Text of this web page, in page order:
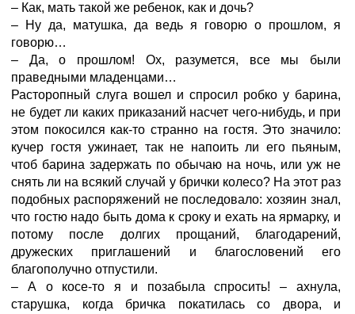
– Как, мать такой же ребенок, как и дочь?
– Ну да, матушка, да ведь я говорю о прошлом, я
говорю…
– Да, о прошлом! Ох, разумется, все мы были
праведными младенцами…
Расторопный слуга вошел и спросил робко у барина,
не будет ли каких приказаний насчет чего-нибудь, и при
этом покосился как-то странно на гостя. Это значило:
кучер гостя ужинает, так не напоить ли его пьяным,
чтоб барина задержать по обычаю на ночь, или уж не
снять ли на всякий случай у брички колесо? На этот раз
подобных распоряжений не последовало: хозяин знал,
что гостю надо быть дома к сроку и ехать на ярмарку, и
потому после долгих прощаний, благодарений,
дружеских приглашений и благословений его
благополучно отпустили.
– А о косе-то я и позабыла спросить! – ахнула,
старушка, когда бричка покатилась со двора, и